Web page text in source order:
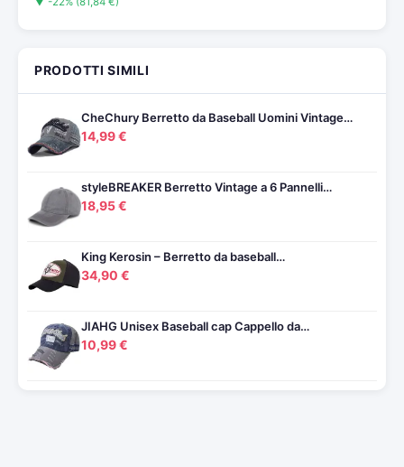
PRODOTTI SIMILI
CheChury Berretto da Baseball Uomini Vintage…
14,99 €
styleBREAKER Berretto Vintage a 6 Pannelli…
18,95 €
King Kerosin – Berretto da baseball…
34,90 €
JIAHG Unisex Baseball cap Cappello da…
10,99 €